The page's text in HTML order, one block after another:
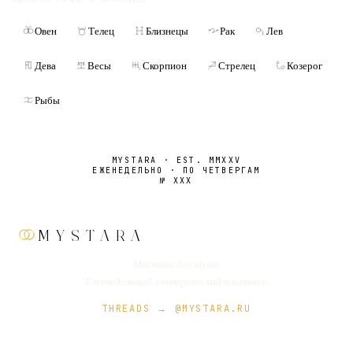
Овен Телец Близнецы Рак Лев
Дева Весы Скорпион Стрелец Козерог
Рыбы
MYSTARA · EST. MMXXV
ЕЖЕНЕДЕЛЬНО · ПО ЧЕТВЕРГАМ
№ XXX
MYSTARA
THREADS → @MYSTARA.RU